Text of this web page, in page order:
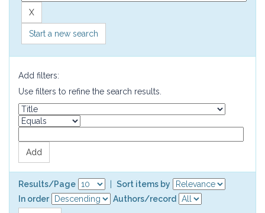
Start a new search
Add filters:
Use filters to refine the search results.
Results/Page
Sort items by
In order
Authors/record